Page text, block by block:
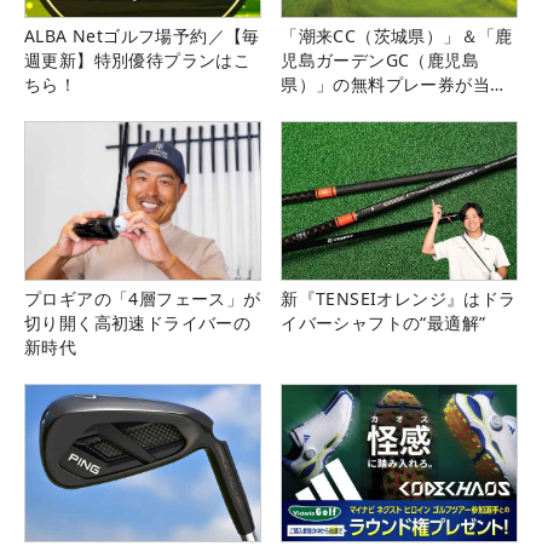
ALBA Netゴルフ場予約／【毎
週更新】特別優待プランはこ
ちら！
「潮来CC（茨城県）」＆「鹿
児島ガーデンGC（鹿児島
県）」の無料プレー券が当た
プロギアの「4層フェース」が
切り開く高初速ドライバーの
新時代
新『TENSEIオレンジ』はドラ
イバーシャフトの“最適解”